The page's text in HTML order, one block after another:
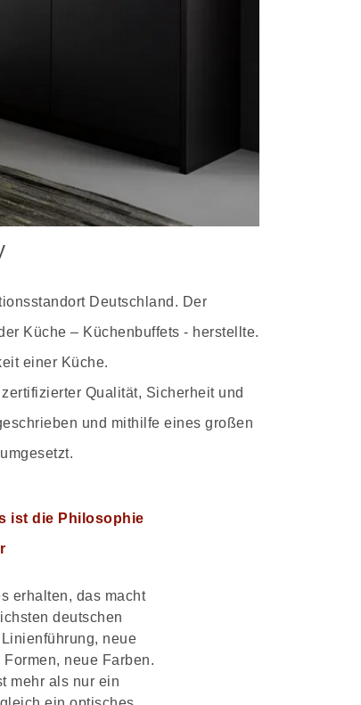
Deutschland. Der
Küche – Küchenbuffets - herstellte.
einer Küche.
Qualität, Sicherheit und
und mithilfe eines großen
ist die Philosophie
erhalten, das macht
deutschen
neue
neue Farben.
mehr als nur ein